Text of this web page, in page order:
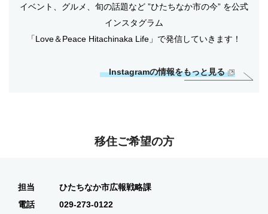
イベント、グルメ、旬の話題など ”ひたちなか市の今” を公式
インスタグラム
「Love＆Peace Hitachinaka Life」で発信していきます！
Instagramの情報をもっと見る
移住ご希望の方
担当
ひたちなか市広報戦略課
電話
029-273-0122